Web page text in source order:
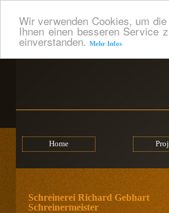
Wir verwenden Cookies, um
Ihnen einen besseren Service
einverstanden. Mehr Infos
Home
Schreinerei Richard Gebhart
Schreinermeister